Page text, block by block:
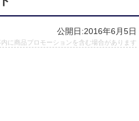
公開日:2016年6月5日
に商品プロモーションを含む場合があります